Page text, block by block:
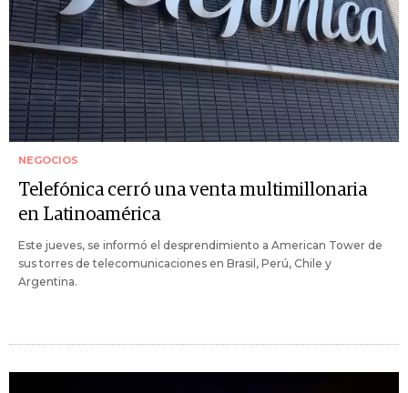
NEGOCIOS
Telefónica cerró una venta multimillonaria
en Latinoamérica
Este jueves, se informó el desprendimiento a American Tower de
sus torres de telecomunicaciones en Brasil, Perú, Chile y
Argentina.